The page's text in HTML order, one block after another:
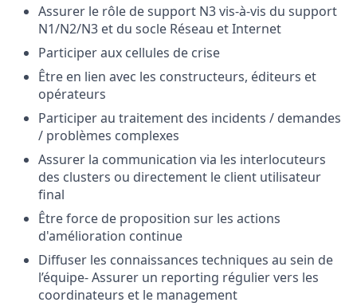
Assurer le rôle de support N3 vis-à-vis du support
N1/N2/N3 et du socle Réseau et Internet
Participer aux cellules de crise
Être en lien avec les constructeurs, éditeurs et
opérateurs
Participer au traitement des incidents / demandes
/ problèmes complexes
Assurer la communication via les interlocuteurs
des clusters ou directement le client utilisateur
final
Être force de proposition sur les actions
d'amélioration continue
Diffuser les connaissances techniques au sein de
l’équipe- Assurer un reporting régulier vers les
coordinateurs et le management